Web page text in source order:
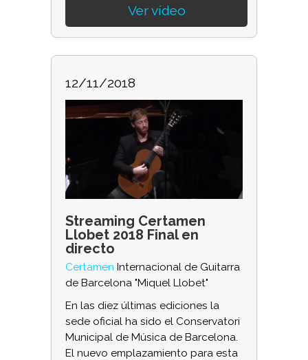
Ver vídeo
12/11/2018
Streaming Certamen
Llobet 2018 Final en
directo
Certamen Internacional de Guitarra
de Barcelona "Miquel Llobet"
En las diez últimas ediciones la
sede oficial ha sido el Conservatori
Municipal de Música de Barcelona.
El nuevo emplazamiento para esta